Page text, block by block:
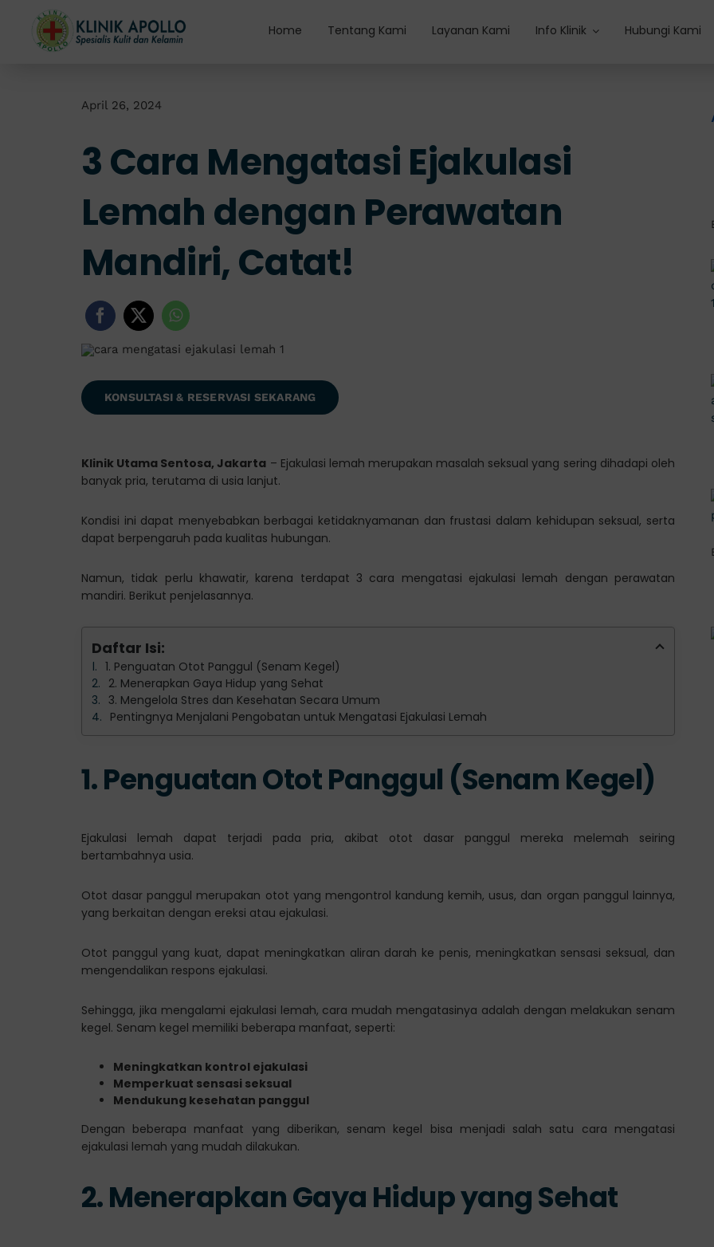
content
Home Tentang Kami Layanan Kami Info Klinik Hubungi Kami
April 26, 2024
3 Cara Mengatasi Ejakulasi
Lemah dengan Perawatan
Mandiri, Catat!
KONSULTASI & RESERVASI SEKARANG
Klinik Utama Sentosa, Jakarta – Ejakulasi lemah merupakan masalah seksual yang sering dihadapi oleh
banyak pria, terutama di usia lanjut.
Kondisi ini dapat menyebabkan berbagai ketidaknyamanan dan frustasi dalam kehidupan seksual, serta
dapat berpengaruh pada kualitas hubungan.
Namun, tidak perlu khawatir, karena terdapat 3 cara mengatasi ejakulasi lemah dengan perawatan
mandiri. Berikut penjelasannya.
Daftar Isi:
1. Penguatan Otot Panggul (Senam Kegel)
2. Menerapkan Gaya Hidup yang Sehat
3. Mengelola Stres dan Kesehatan Secara Umum
Pentingnya Menjalani Pengobatan untuk Mengatasi Ejakulasi Lemah
1. Penguatan Otot Panggul (Senam Kegel)
Ejakulasi lemah dapat terjadi pada pria, akibat otot dasar panggul mereka melemah seiring
bertambahnya usia.
Otot dasar panggul merupakan otot yang mengontrol kandung kemih, usus, dan organ panggul lainnya,
yang berkaitan dengan ereksi atau ejakulasi.
Otot panggul yang kuat, dapat meningkatkan aliran darah ke penis, meningkatkan sensasi seksual, dan
mengendalikan respons ejakulasi.
Sehingga, jika mengalami ejakulasi lemah, cara mudah mengatasinya adalah dengan melakukan senam
kegel. Senam kegel memiliki beberapa manfaat, seperti:
Meningkatkan kontrol ejakulasi
Memperkuat sensasi seksual
Mendukung kesehatan panggul
Dengan beberapa manfaat yang diberikan, senam kegel bisa menjadi salah satu cara mengatasi
ejakulasi lemah yang mudah dilakukan.
2. Menerapkan Gaya Hidup yang Sehat